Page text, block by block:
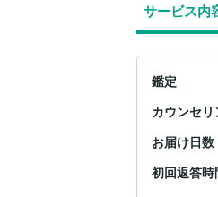
サービス内
鑑定
カウンセリ
お届け日数
初回返答時